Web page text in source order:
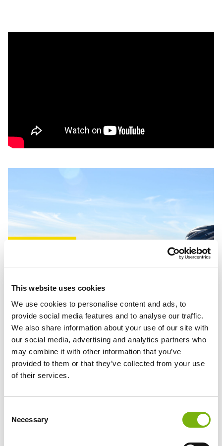
This website uses cookies
We use cookies to personalise content and ads, to
provide social media features and to analyse our traffic.
We also share information about your use of our site with
our social media, advertising and analytics partners who
may combine it with other information that you’ve
provided to them or that they’ve collected from your use
of their services.
Selection
Necessary
TAGE
SONNE